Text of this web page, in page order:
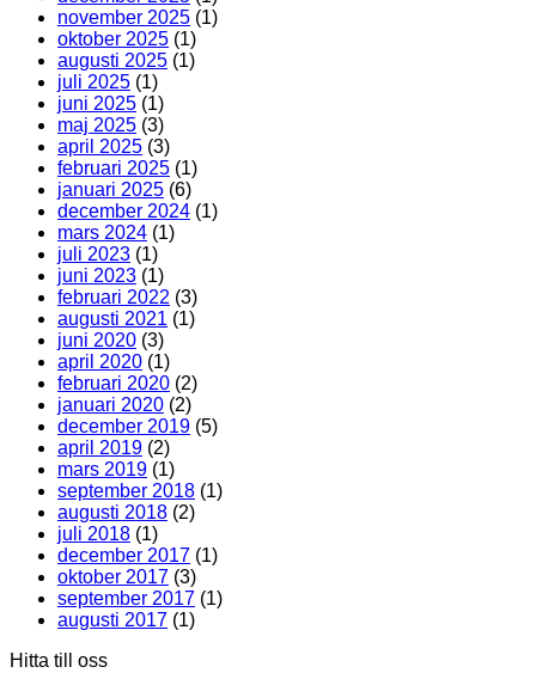
november 2025 (1)
oktober 2025 (1)
augusti 2025 (1)
juli 2025 (1)
juni 2025 (1)
maj 2025 (3)
april 2025 (3)
februari 2025 (1)
januari 2025 (6)
december 2024 (1)
mars 2024 (1)
juli 2023 (1)
juni 2023 (1)
februari 2022 (3)
augusti 2021 (1)
juni 2020 (3)
april 2020 (1)
februari 2020 (2)
januari 2020 (2)
december 2019 (5)
april 2019 (2)
mars 2019 (1)
september 2018 (1)
augusti 2018 (2)
juli 2018 (1)
december 2017 (1)
oktober 2017 (3)
september 2017 (1)
augusti 2017 (1)
Hitta till oss